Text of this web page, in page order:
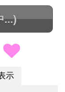
...)
示